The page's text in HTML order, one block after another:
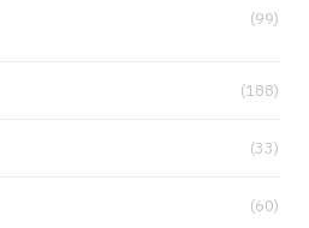
(99)
(188)
(33)
(60)